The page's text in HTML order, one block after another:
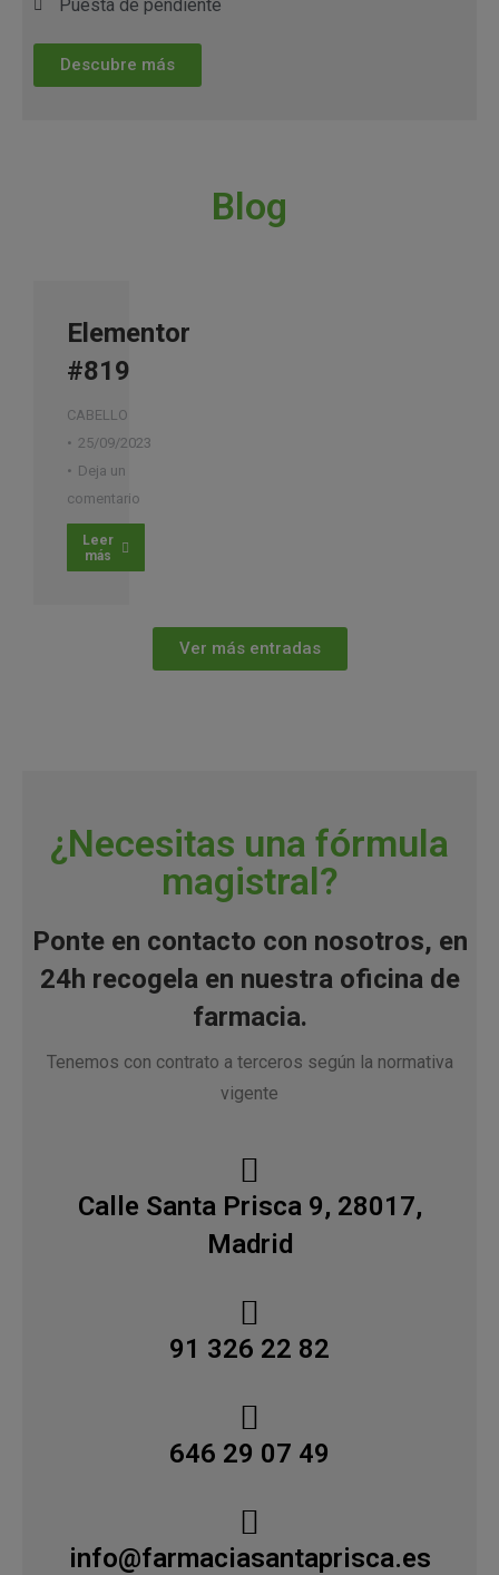
Puesta de pendiente
Descubre más
Blog
Elementor
#819
CABELLO
25/09/2023
Deja un
comentario
Leer
más
Ver más entradas
¿Necesitas una fórmula
magistral?
Ponte en contacto con nosotros, en
24h recogela en nuestra oficina de
farmacia.
Tenemos con contrato a terceros según la normativa
vigente
Calle Santa Prisca 9, 28017,
Madrid
91 326 22 82
646 29 07 49
info@farmaciasantaprisca.es